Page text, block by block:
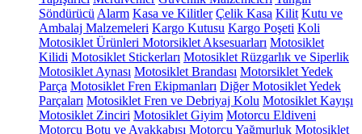
Söndürücü Alarm Kasa ve Kilitler Çelik Kasa Kilit Kutu ve
Ambalaj Malzemeleri Kargo Kutusu Kargo Poşeti Koli
Motosiklet Ürünleri Motorsiklet Aksesuarları Motosiklet
Kilidi Motosiklet Stickerları Motosiklet Rüzgarlık ve Siperlik
Motosiklet Aynası Motosiklet Brandası Motorsiklet Yedek
Parça Motosiklet Fren Ekipmanları Diğer Motosiklet Yedek
Parçaları Motosiklet Fren ve Debriyaj Kolu Motosiklet Kayışı
Motosiklet Zinciri Motosiklet Giyim Motorcu Eldiveni
Motorcu Botu ve Ayakkabısı Motorcu Yağmurluk Motosiklet